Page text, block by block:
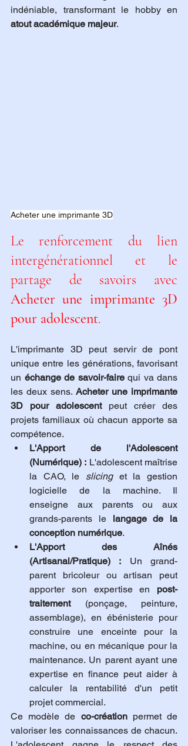
atout académique majeur.
Acheter une imprimante 3D
Le renforcement du lien
intergénérationnel et le
Acheter une imprimante 3D
pour adolescent.
L'imprimante 3D peut servir de pont
unique entre les générations, favorisant
un échange de savoir-faire qui va dans
les deux sens. Acheter une imprimante
3D pour adolescent peut créer des
projets familiaux où chacun apporte sa
compétence.
L'Apport de l'Adolescent
(Numérique) : L'adolescent maîtrise
la CAO, le slicing et la gestion
logicielle de la machine. Il
enseigne aux parents ou aux
grands-parents le langage de la
conception numérique.
L'Apport des Aînés
(Artisanal/Pratique) : Un grand-
parent bricoleur ou artisan peut
apporter son expertise en post-
traitement (ponçage, peinture,
assemblage), en ébénisterie pour
construire une enceinte pour la
machine, ou en mécanique pour la
maintenance. Un parent ayant une
expertise en finance peut aider à
calculer la rentabilité d'un petit
projet commercial.
Ce modèle de co-création permet de
valoriser les connaissances de chacun.